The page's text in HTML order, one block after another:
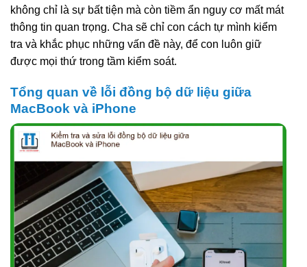
không chỉ là sự bất tiện mà còn tiềm ẩn nguy cơ mất mát
thông tin quan trọng. Cha sẽ chỉ con cách tự mình kiểm
tra và khắc phục những vấn đề này, để con luôn giữ
được mọi thứ trong tầm kiểm soát.
Tổng quan về lỗi đồng bộ dữ liệu giữa
MacBook và iPhone